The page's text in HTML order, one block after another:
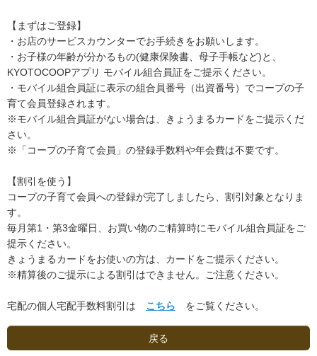
【まずはご登録】
・お店のサービスカウンターでお手続きをお願いします。
・お子様の年齢が分かるもの(健康保険書、母子手帳など)と、
KYOTOCOOPアプリ モバイル組合員証をご提示ください。
・モバイル組合員証に表示の組合員番号（出資番号）でコープの子
育て会員登録されます。
※モバイル組合員証がない場合は、きょうまるカードをご提示くだ
さい。
※「コープの子育て会員」の登録手数料や年会費は不要です。
【割引を使う】
コープの子育て会員への登録が完了しましたら、割引対象となりま
す。
毎月第1・第3金曜日、お買い物のご精算時にモバイル組合員証をご
提示ください。
きょうまるカードをお使いの方は、カードをご提示ください。
※精算後のご提示による割引はできません。ご注意ください。
宅配の個人宅配手数料割引は こちら をご覧ください。
戻る